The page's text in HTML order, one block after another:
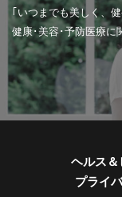
｢いつまでも美しく、
健康･美容･予防医療に
ヘルス＆
プライ